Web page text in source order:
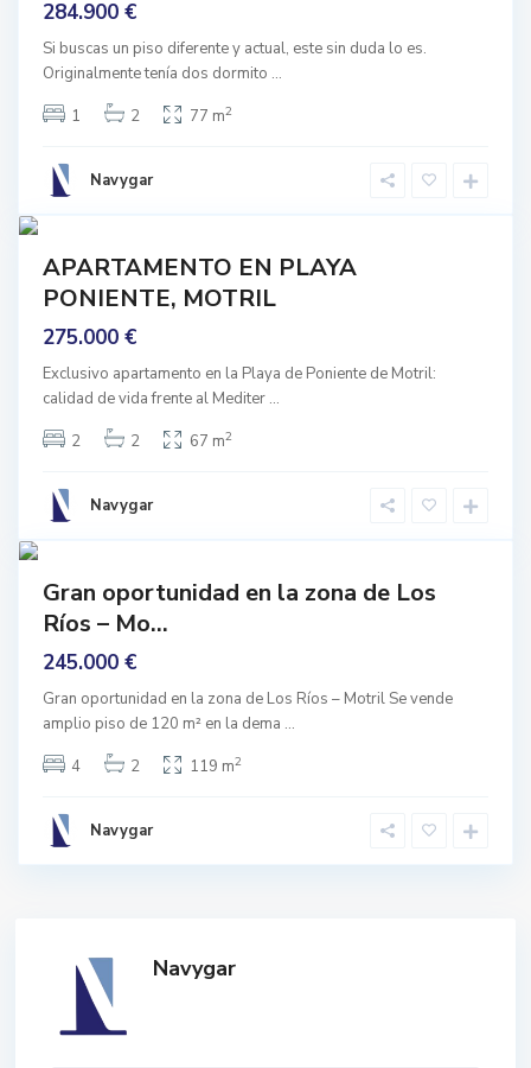
284.900 €
Si buscas un piso diferente y actual, este sin duda lo es.
Originalmente tenía dos dormito ...
1
2 77 m2
Navygar
e
,
M
o
t
APARTAMENTO EN PLAYA
PONIENTE, MOTRIL
275.000 €
Exclusivo apartamento en la Playa de Poniente de Motril:
calidad de vida frente al Mediter ...
2
2 67 m2
Navygar
M
o
t
r
e
b
o
,
M
o
t
Gran oportunidad en la zona de Los
Ríos – Mo...
245.000 €
Gran oportunidad en la zona de Los Ríos – Motril Se vende
amplio piso de 120 m² en la dema ...
4
2 119 m2
Navygar
Navygar